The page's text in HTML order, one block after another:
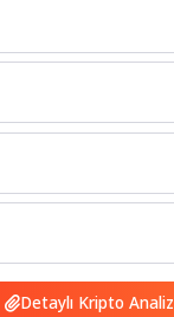
Detaylı Kripto Analiz